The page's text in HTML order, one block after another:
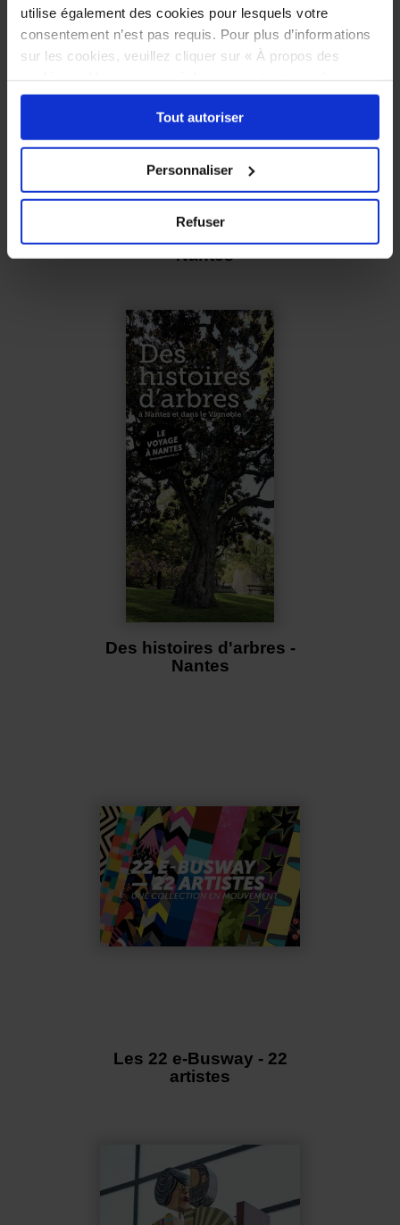
utilise également des cookies pour lesquels votre
consentement n’est pas requis. Pour plus d’informations
sur les cookies, veuillez cliquer sur « À propos des
sélectionner les cookies selon les finalités via l'onglet
« Détails ». À tout moment, vous pouvez modifier votre
choix en cliquant sur le lien « Cookies » en bas des
Tout autoriser
Personnaliser
Refuser
- Nantes
Des histoires d'arbres -
Nantes
Les 22 e-Busway - 22
artistes